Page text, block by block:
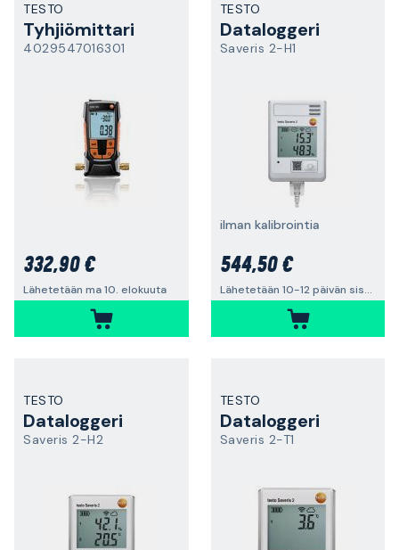
TESTO
Tyhjiömittari
4029547016301
332,90 €
Lähetetään ma 10. elokuuta
TESTO
Dataloggeri
Saveris 2-H1
ilman kalibrointia
544,50 €
Lähetetään 10-12 päivän sisällä
TESTO
Dataloggeri
Saveris 2-H2
TESTO
Dataloggeri
Saveris 2-T1